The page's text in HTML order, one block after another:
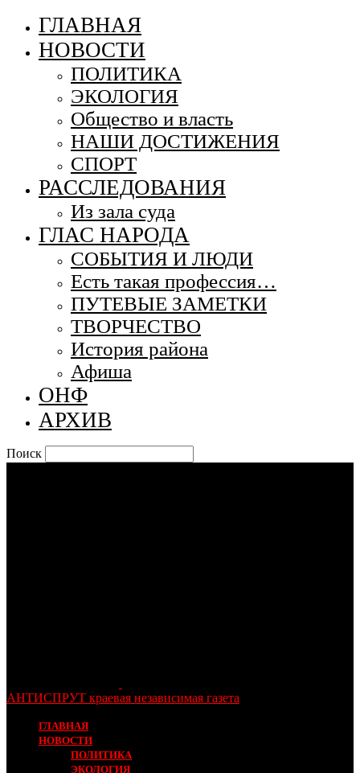
ГЛАВНАЯ
НОВОСТИ
ПОЛИТИКА
ЭКОЛОГИЯ
Общество и власть
НАШИ ДОСТИЖЕНИЯ
СПОРТ
РАССЛЕДОВАНИЯ
Из зала суда
ГЛАС НАРОДА
СОБЫТИЯ И ЛЮДИ
Есть такая профессия…
ПУТЕВЫЕ ЗАМЕТКИ
ТВОРЧЕСТВО
История района
Афиша
ОНФ
АРХИВ
Поиск
АНТИСПРУТ краевая независимая газета
ГЛАВНАЯ
НОВОСТИ
ПОЛИТИКА
ЭКОЛОГИЯ